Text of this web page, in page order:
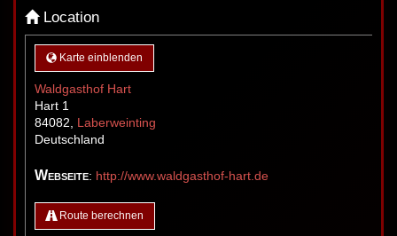
Location
Karte einblenden
Waldgasthof Hart
Hart 1
84082, Laberweinting
Deutschland
Webseite: http://www.waldgasthof-hart.de
Route berechnen